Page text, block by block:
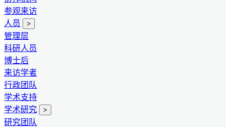
参观来访
人员
>
管理层
科研人员
博士后
来访学者
行政团队
学术支持
学术研究
>
研究团队